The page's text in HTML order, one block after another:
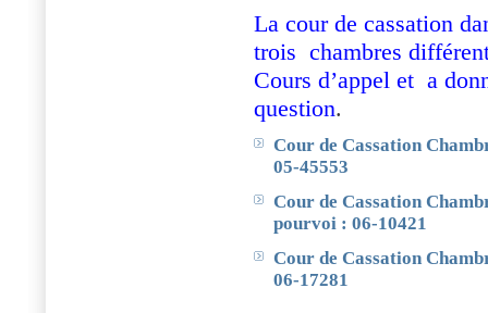
La cour de cassation
trois chambres
Cours d’appel et a
question.
Cour de Cassation
05-45553
Cour de Cassation
pourvoi : 06-10421
Cour de Cassation
06-17281